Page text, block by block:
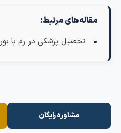
مرتبط:
تحصیل پزشکی در رم با بورسیه
مشاوره رایگان